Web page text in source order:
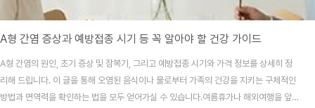
A형 간염 증상과 예방접종 시기 등 꼭 알아야 할 건강 가이드
A형 간염의 원인, 초기 증상 및 잠복기, 그리고 예방접종 시기와 가격 정보를 상세히 정
리해 드립니다. 이 글을 통해 오염된 음식이나 물로부터 가족의 건강을 지키는 구체적인
방법과 면역력을 확인하는 법을 모두 얻어가실 수 있습니다.여름휴가나 해외여행을 앞